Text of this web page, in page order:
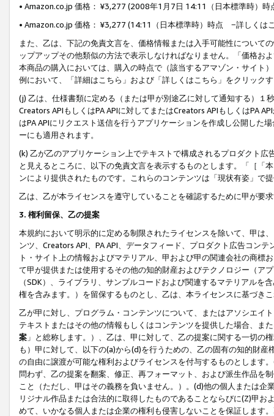
• Amazon.co.jp 価格： ¥3,277 (2008年1月7日 14:11（日本標準時）
• Amazon.co.jp 価格： ¥3,277 (14:11（日本標準時）時点 −詳しくは
また、乙は、下記の免責文言を、価格情報または入手可能性について
ップアップその他類似の方法で表示しなければなりません。「価格
本商品の購入においては、購入の時点で（該当するアマゾン・サイト
例において、「詳細はこちら」および「詳しくはこちら」をクリック
(j) 乙は、仕様書類に定める（または甲が別途乙に対して通知する）
Creators APIもしくはPA APIに対してまたはCreators APIもしくはPA
はPA APIにリクエスト送信を行うアプリケーションを作成し公開した
ーにも適用されます。
(k) 乙が乙のアプリケーション上でテキストで構成されるプロダクト
と見えるところに、以下の免責文言を表示するものとします。「［「
ンにより提供されたものです。これらのコンテンツは「現状有姿」で
乙は、乙が本ライセンスを遵守していることを確認するために甲が要
3. 権利留保、乙の提案
本規約において明示的に定める制限されたライセンスを除いて、甲は
ンツ、Creators API、PA API、データフィード、プロダクト広告コン
ト・サイト上の情報およびマテリアル、甲および甲の関連会社の商
て甲が提供または使用するその他の知的財産およびテクノロジー（ア
（SDK）、ライブラリ、サンプルコードおよび関連するマテリアル
権を含みます。）を留保するものとし、乙は、本ライセンスに基づき
乙が甲に対し、プログラム・コンテンツについて、またはアソシエイ
テキストまたはその他の情報もしくはコンテンツを提供した場合、ま
案 」と総称します。）、乙は、甲に対して、乙の提案に関する一切
も）甲に対して、以下の(a)から(d)を行うための、乙の固有の知的財
の自由に譲渡が可能な権利およびライセンスを付与するものとします
問わず、乙の提案を翻案、修正、再フォーマット、および派生作品を
こと（ただし、甲はその義務を負いません。）。(d)他の個人または
リジナル作品または合法的に取得したものであることならびに(Z)甲
めて、いかなる個人または企業の権利も侵害しないことを保証します